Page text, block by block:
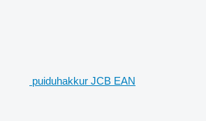
puiduhakkur JCB EAN